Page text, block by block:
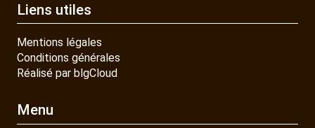
Liens utiles
Mentions légales
Conditions générales
Réalisé par blgCloud
Menu